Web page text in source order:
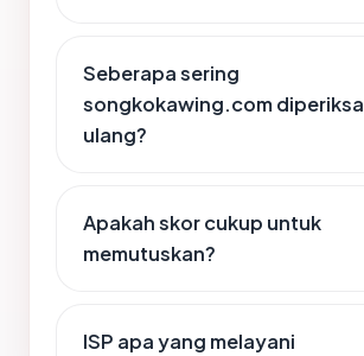
Seberapa sering
songkokawing.com diperiksa
ulang?
Apakah skor cukup untuk
memutuskan?
ISP apa yang melayani